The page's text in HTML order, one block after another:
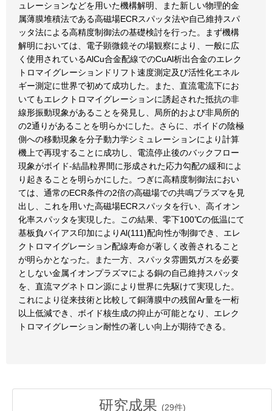
ュレーションなどを用いた機構解明、また新しい物理的金
属薄膜堆積法である高磁場ECRスパッタ法や自己維持スパ
ッタ法による高精度制御法の基礎検討を行った。まず機構
解明においては、電子顕微鏡その場観察により、一般に広
く使用されているAlCu合金配線でのCuAl析出合金のエレク
トロマイグレーションドリフト速度測定及び活性化エネル
ギー測定に世界で初めて成功した。また、直流電流下にお
いてもエレクトロマイグレーションに誘起された抵抗の非
線形振動現象があることを発見し、局所的および非局所的
の2通りがあることを明らかにした。さらに、ボイドの陰極
側への移動現象を分子動力学シミュレーションにより計算
機上で再現することに成功し、電流停止後のバックフロー
現象がボイド-結晶粒界間に形成された応力勾配の緩和によ
り起きることを明らかにした。つぎに高精度制御法におい
ては、通常のECR条件の2倍の高磁場での共鳴プラズマを見
出し、これを用いた高磁場ECRスパッタを行い、高イオン
化率スパッタを実現した。この結果、零下100℃の低温にて
基板負バイアス印加によりAl(111)配向性が制御でき、エレ
クトロマイグレーション配線寿命が著しく改善されること
が明らかとなった。また一方、スパッタ雰囲気ガスを必要
としない金属イオンプラズマによる銅の自己維持スパッタ
を、直流マグネトロン源により世界に先駆けて実現した。
これにより従来技術と比較して銅薄膜中の残留Ar量を一桁
以上低減でき、ボイド核生成の抑止が可能となり、エレク
トロマイグレーション耐性の著しい向上が期待できる。
研究成果 (29件)